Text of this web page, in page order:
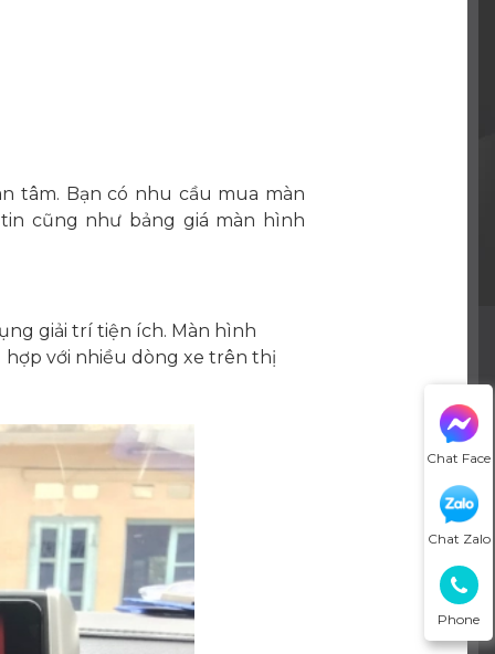
Chat Face
Chat Zalo
Phone
tâm. Bạn có nhu cầu mua màn
cũng như bảng giá màn hình
giải trí tiện ích. Màn hình
với nhiều dòng xe trên thị